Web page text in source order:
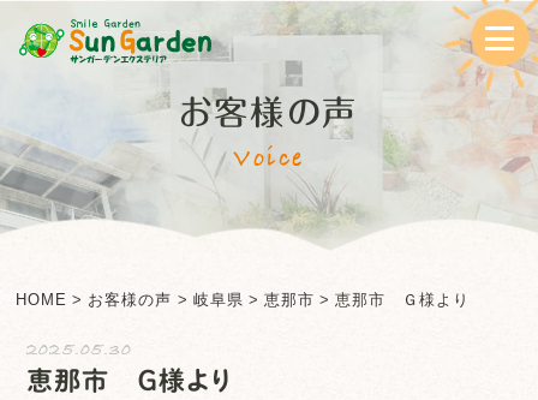
お客様の声
Voice
HOME > お客様の声 > 岐阜県 > 恵那市 >恵那市 Ｇ様より
2025.05.30
恵那市 Ｇ様より